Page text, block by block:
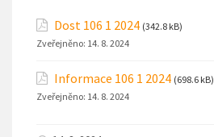
Dost 106 1 2024 (342.8 kB)
Zveřejněno: 14. 8. 2024
Informace 106 1 2024 (698.6 kB)
Zveřejněno: 14. 8. 2024